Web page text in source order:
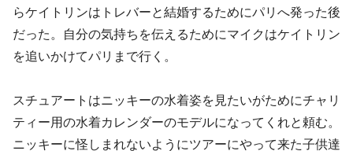
らケイトリンはトレバーと結婚するためにパリへ発った後
だった。自分の気持ちを伝えるためにマイクはケイトリン
を追いかけてパリまで行く。
スチュアートはニッキーの水着姿を見たいがためにチャリ
ティー用の水着カレンダーのモデルになってくれと頼む。
ニッキーに怪しまれないようにツアーにやって来た子供達